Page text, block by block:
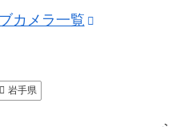
カメラ一覧
岩手県